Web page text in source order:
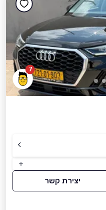
7
יצירת קשר